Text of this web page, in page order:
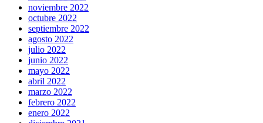
noviembre 2022
octubre 2022
septiembre 2022
agosto 2022
julio 2022
junio 2022
mayo 2022
abril 2022
marzo 2022
febrero 2022
enero 2022